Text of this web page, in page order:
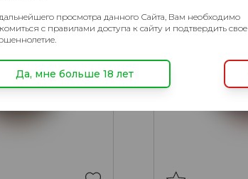
просмотра данного Сайта, Вам необходимо
с правилами доступа к сайту и подтвердить свое
Да, мне больше 18 лет